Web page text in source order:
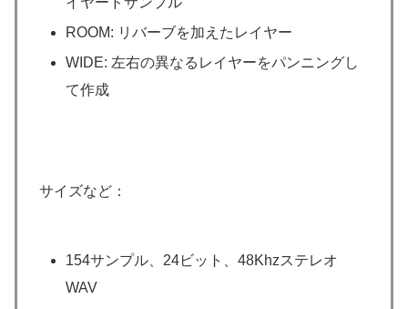
ROOM: リバーブを加えたレイヤー
WIDE: 左右の異なるレイヤーをパンニングし
て作成
サイズなど：
154サンプル、24ビット、48Khzステレオ
WAV